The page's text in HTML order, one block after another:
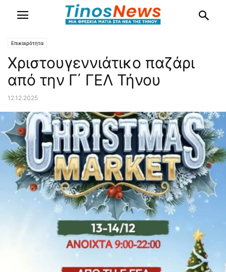
Επικαιρότητα
Χριστουγεννιάτικο παζάρι
από την Γ΄ ΓΕΛ Τήνου
12.12.2025